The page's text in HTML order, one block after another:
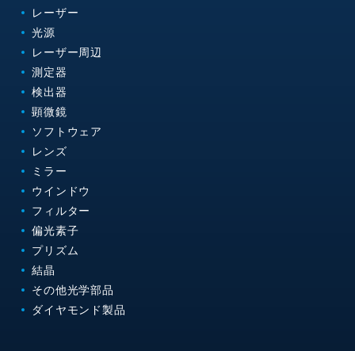
レーザー
光源
レーザー周辺
測定器
検出器
顕微鏡
ソフトウェア
レンズ
ミラー
ウインドウ
フィルター
偏光素子
プリズム
結晶
その他光学部品
ダイヤモンド製品